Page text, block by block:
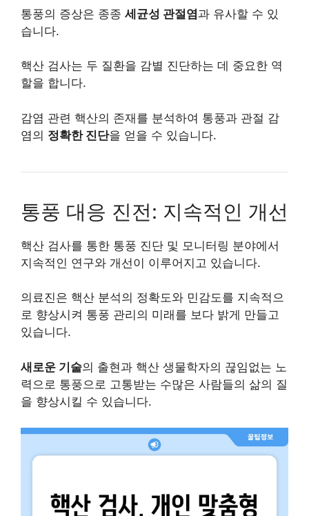
통풍의 증상은 종종 세균성 관절염과 유사할 수 있
습니다.
핵산 검사는 두 질환을 감별 진단하는 데 중요한 역
할을 합니다.
감염 관련 핵산의 존재를 분석하여 통풍과 관절 감
염의 정확한 진단을 얻을 수 있습니다.
통풍 대응 진전: 지속적인 개선
핵산 검사를 통한 통풍 진단 및 모니터링 분야에서
지속적인 연구와 개선이 이루어지고 있습니다.
의료진은 핵산 분석의 정확도와 민감도를 지속적으
로 향상시켜 통풍 관리의 미래를 보다 밝게 만들고
있습니다.
새로운 기술의 출현과 핵산 생물학자의 끊임없는 노
력으로 통풍으로 고통받는 수많은 사람들의 삶의 질
을 향상시킬 수 있습니다.